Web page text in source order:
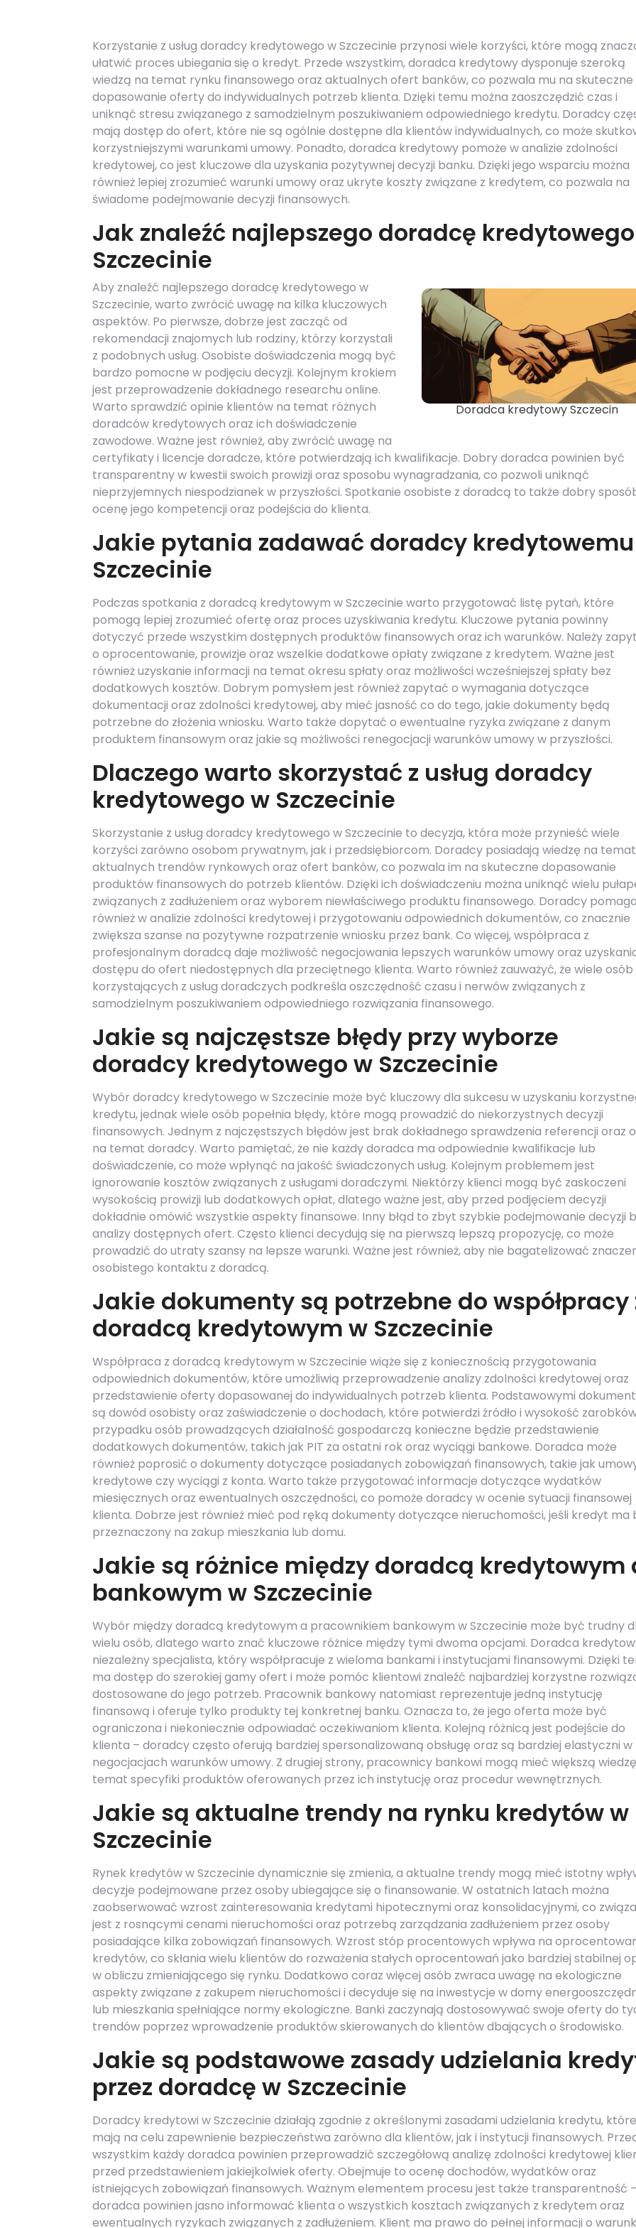
Korzystanie z usług doradcy kredytowego w Szczecinie przynosi wiele korzyści, które mogą
ułatwić proces ubiegania się o kredyt. Przede wszystkim, doradca kredytowy dysponuje szeroką
wiedzą na temat rynku finansowego oraz aktualnych ofert banków, co pozwala mu na skuteczne
dopasowanie oferty do indywidualnych potrzeb klienta. Dzięki temu można zaoszczędzić czas i
uniknąć stresu związanego z samodzielnym poszukiwaniem odpowiedniego kredytu. Doradcy
mają dostęp do ofert, które nie są ogólnie dostępne dla klientów indywidualnych, co może
korzystniejszymi warunkami umowy. Ponadto, doradca kredytowy pomoże w analizie zdolności
kredytowej, co jest kluczowe dla uzyskania pozytywnej decyzji banku. Dzięki jego wsparciu można
również lepiej zrozumieć warunki umowy oraz ukryte koszty związane z kredytem, co pozwala na
świadome podejmowanie decyzji finansowych.
Jak znaleźć najlepszego doradcę
Szczecinie
Doradca kredytowy Szczecin
Aby znaleźć najlepszego doradcę kredytowego w
Szczecinie, warto zwrócić uwagę na kilka kluczowych
aspektów. Po pierwsze, dobrze jest zacząć od
rekomendacji znajomych lub rodziny, którzy korzystali
z podobnych usług. Osobiste doświadczenia mogą być
bardzo pomocne w podjęciu decyzji. Kolejnym krokiem
jest przeprowadzenie dokładnego researchu online.
Warto sprawdzić opinie klientów na temat różnych
doradców kredytowych oraz ich doświadczenie
zawodowe. Ważne jest również, aby zwrócić uwagę na
certyfikaty i licencje doradcze, które potwierdzają ich kwalifikacje. Dobry doradca powinien być
transparentny w kwestii swoich prowizji oraz sposobu wynagradzania, co pozwoli uniknąć
nieprzyjemnych niespodzianek w przyszłości. Spotkanie osobiste z doradcą to także dobry
ocenę jego kompetencji oraz podejścia do klienta.
Jakie pytania zadawać doradcy
Szczecinie
Podczas spotkania z doradcą kredytowym w Szczecinie warto przygotować listę pytań, które
pomogą lepiej zrozumieć ofertę oraz proces uzyskiwania kredytu. Kluczowe pytania powinny
dotyczyć przede wszystkim dostępnych produktów finansowych oraz ich warunków. Należy
o oprocentowanie, prowizje oraz wszelkie dodatkowe opłaty związane z kredytem. Ważne jest
również uzyskanie informacji na temat okresu spłaty oraz możliwości wcześniejszej spłaty bez
dodatkowych kosztów. Dobrym pomysłem jest również zapytać o wymagania dotyczące
dokumentacji oraz zdolności kredytowej, aby mieć jasność co do tego, jakie dokumenty będą
potrzebne do złożenia wniosku. Warto także dopytać o ewentualne ryzyka związane z danym
produktem finansowym oraz jakie są możliwości renegocjacji warunków umowy w przyszłości.
Dlaczego warto skorzystać z usług doradcy
kredytowego w Szczecinie
Skorzystanie z usług doradcy kredytowego w Szczecinie to decyzja, która może przynieść wiele
korzyści zarówno osobom prywatnym, jak i przedsiębiorcom. Doradcy posiadają wiedzę na temat
aktualnych trendów rynkowych oraz ofert banków, co pozwala im na skuteczne dopasowanie
produktów finansowych do potrzeb klientów. Dzięki ich doświadczeniu można uniknąć wielu
związanych z zadłużeniem oraz wyborem niewłaściwego produktu finansowego. Doradcy
również w analizie zdolności kredytowej i przygotowaniu odpowiednich dokumentów, co znacznie
zwiększa szanse na pozytywne rozpatrzenie wniosku przez bank. Co więcej, współpraca z
profesjonalnym doradcą daje możliwość negocjowania lepszych warunków umowy oraz
dostępu do ofert niedostępnych dla przeciętnego klienta. Warto również zauważyć, że wiele osób
korzystających z usług doradczych podkreśla oszczędność czasu i nerwów związanych z
samodzielnym poszukiwaniem odpowiedniego rozwiązania finansowego.
Jakie są najczęstsze błędy przy wyborze
doradcy kredytowego w Szczecinie
Wybór doradcy kredytowego w Szczecinie może być kluczowy dla sukcesu w uzyskaniu
kredytu, jednak wiele osób popełnia błędy, które mogą prowadzić do niekorzystnych decyzji
finansowych. Jednym z najczęstszych błędów jest brak dokładnego sprawdzenia referencji oraz
na temat doradcy. Warto pamiętać, że nie każdy doradca ma odpowiednie kwalifikacje lub
doświadczenie, co może wpłynąć na jakość świadczonych usług. Kolejnym problemem jest
ignorowanie kosztów związanych z usługami doradczymi. Niektórzy klienci mogą być zaskoczeni
wysokością prowizji lub dodatkowych opłat, dlatego ważne jest, aby przed podjęciem decyzji
dokładnie omówić wszystkie aspekty finansowe. Inny błąd to zbyt szybkie podejmowanie decyzji
analizy dostępnych ofert. Często klienci decydują się na pierwszą lepszą propozycję, co może
prowadzić do utraty szansy na lepsze warunki. Ważne jest również, aby nie bagatelizować
osobistego kontaktu z doradcą.
Jakie dokumenty są potrzebne do współpracy
doradcą kredytowym w Szczecinie
Współpraca z doradcą kredytowym w Szczecinie wiąże się z koniecznością przygotowania
odpowiednich dokumentów, które umożliwią przeprowadzenie analizy zdolności kredytowej oraz
przedstawienie oferty dopasowanej do indywidualnych potrzeb klienta. Podstawowymi
są dowód osobisty oraz zaświadczenie o dochodach, które potwierdzi źródło i wysokość
przypadku osób prowadzących działalność gospodarczą konieczne będzie przedstawienie
dodatkowych dokumentów, takich jak PIT za ostatni rok oraz wyciągi bankowe. Doradca może
również poprosić o dokumenty dotyczące posiadanych zobowiązań finansowych, takie jak
kredytowe czy wyciągi z konta. Warto także przygotować informacje dotyczące wydatków
miesięcznych oraz ewentualnych oszczędności, co pomoże doradcy w ocenie sytuacji finansowej
klienta. Dobrze jest również mieć pod ręką dokumenty dotyczące nieruchomości, jeśli kredyt ma
przeznaczony na zakup mieszkania lub domu.
Jakie są różnice między doradcą kredytowym
bankowym w Szczecinie
Wybór między doradcą kredytowym a pracownikiem bankowym w Szczecinie może być trudny
wielu osób, dlatego warto znać kluczowe różnice między tymi dwoma opcjami. Doradca
niezależny specjalista, który współpracuje z wieloma bankami i instytucjami finansowymi. Dzięki
ma dostęp do szerokiej gamy ofert i może pomóc klientowi znaleźć najbardziej korzystne
dostosowane do jego potrzeb. Pracownik bankowy natomiast reprezentuje jedną instytucję
finansową i oferuje tylko produkty tej konkretnej banku. Oznacza to, że jego oferta może być
ograniczona i niekoniecznie odpowiadać oczekiwaniom klienta. Kolejną różnicą jest podejście do
klienta – doradcy często oferują bardziej spersonalizowaną obsługę oraz są bardziej elastyczni w
negocjacjach warunków umowy. Z drugiej strony, pracownicy bankowi mogą mieć większą
temat specyfiki produktów oferowanych przez ich instytucję oraz procedur wewnętrznych.
Jakie są aktualne trendy na rynku kredytów w
Szczecinie
Rynek kredytów w Szczecinie dynamicznie się zmienia, a aktualne trendy mogą mieć istotny
decyzje podejmowane przez osoby ubiegające się o finansowanie. W ostatnich latach można
zaobserwować wzrost zainteresowania kredytami hipotecznymi oraz konsolidacyjnymi, co
jest z rosnącymi cenami nieruchomości oraz potrzebą zarządzania zadłużeniem przez osoby
posiadające kilka zobowiązań finansowych. Wzrost stóp procentowych wpływa na
kredytów, co skłania wielu klientów do rozważenia stałych oprocentowań jako bardziej stabilnej
w obliczu zmieniającego się rynku. Dodatkowo coraz więcej osób zwraca uwagę na ekologiczne
aspekty związane z zakupem nieruchomości i decyduje się na inwestycje w domy
lub mieszkania spełniające normy ekologiczne. Banki zaczynają dostosowywać swoje oferty do
trendów poprzez wprowadzenie produktów skierowanych do klientów dbających o środowisko.
Jakie są podstawowe zasady udzielania
przez doradcę w Szczecinie
Doradcy kredytowi w Szczecinie działają zgodnie z określonymi zasadami udzielania kredytu, które
mają na celu zapewnienie bezpieczeństwa zarówno dla klientów, jak i instytucji finansowych.
wszystkim każdy doradca powinien przeprowadzić szczegółową analizę zdolności kredytowej
przed przedstawieniem jakiejkolwiek oferty. Obejmuje to ocenę dochodów, wydatków oraz
istniejących zobowiązań finansowych. Ważnym elementem procesu jest także transparentność –
doradca powinien jasno informować klienta o wszystkich kosztach związanych z kredytem oraz
ewentualnych ryzykach związanych z zadłużeniem. Klient ma prawo do pełnej informacji o